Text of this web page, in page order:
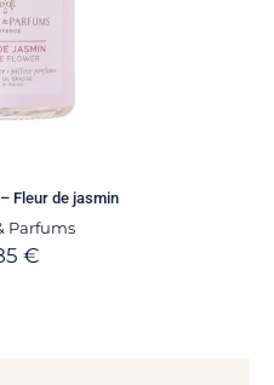
Fleur de jasmin
Parfums
€